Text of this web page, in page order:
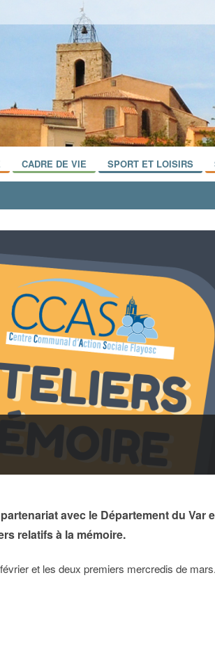
CADRE DE VIE SPORT ET LOISIRS
avec le Département du Var
relatifs à la mémoire.
et les deux premiers mercredis de mars.